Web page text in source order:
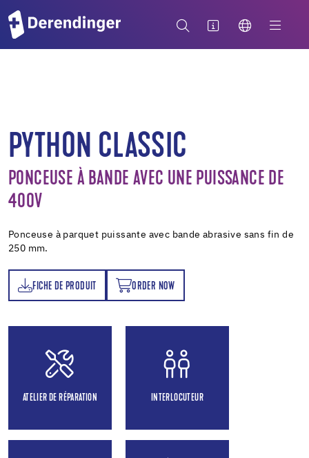
PYTHON CLASSIC
PONCEUSE À BANDE AVEC UNE PUISSANCE DE
400V
Ponceuse à parquet puissante avec bande abrasive sans fin de
250 mm.
FICHE DE PRODUIT ORDER NOW
ORDER NOW
ATELIER DE RÉPARATION INTERLOCUTEUR